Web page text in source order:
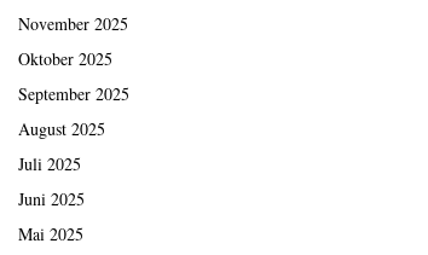
November 2025
Oktober 2025
September 2025
August 2025
Juli 2025
Juni 2025
Mai 2025